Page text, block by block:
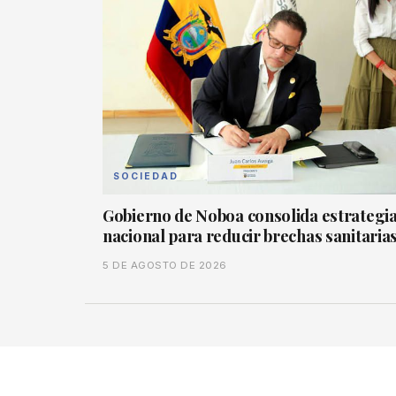
SOCIEDAD
Gobierno de Noboa consolida
nacional para reducir brechas
5 DE AGOSTO DE 2026